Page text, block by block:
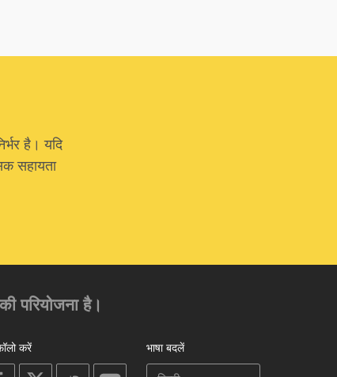
है। यदि
सहायता
परियोजना है।
भाषा बदलें
करें
on